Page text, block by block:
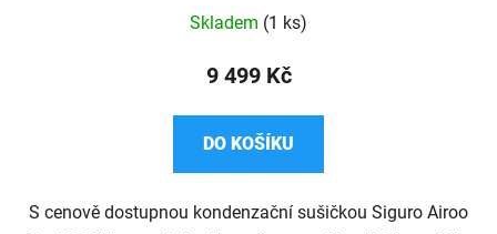
Skladem (1 ks)
9 499 Kč
DO KOŠÍKU
S cenově dostupnou kondenzační sušičkou Siguro Airoo